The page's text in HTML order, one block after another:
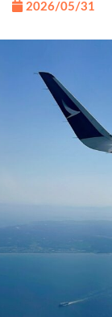
2026/05/31